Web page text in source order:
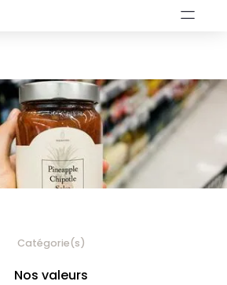
Catégorie(s)
Nos valeurs